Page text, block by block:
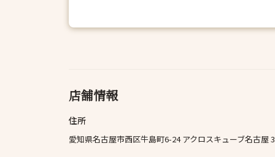
店舗情報
住所
愛知県名古屋市西区牛島町6-24 アクロスキューブ名古屋